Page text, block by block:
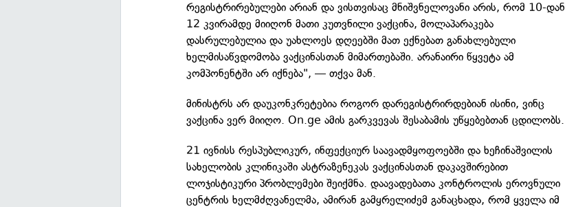
რეგისტრირებულები არიან და ვისთვისაც მნიშვნელოვანი არის, რომ 10-დან
12 კვირამდე მიიღონ მათი კუთვნილი ვაქცინა, მოლაპარაკება
დასრულებულია და უახლოეს დღეებში მათ ექნებათ განახლებული
ხელმისაწვდომობა ვაქცინასთან მიმართებაში. არანაირი წყვეტა ამ
კომპონენტში არ იქნება", — თქვა მან.
მინისტრს არ დაუკონკრეტებია როგორ დარეგისტრირდებიან ისინი, ვინც
ვაქცინა ვერ მიიღო. On.ge ამის გარკვევას შესაბამის უწყებებთან ცდილობს.
21 ივნისს რესპუბლიკურ, ინფექციურ საავადმყოფოებში და ხეჩინაშვილის
სახელობის კლინიკაში ასტრაზენეკას ვაქცინასთან დაკავშირებით
ლოჯისტიკური პრობლემები შეიქმნა. დაავადებათა კონტროლის ეროვნული
ცენტრის ხელმძღვანელმა, ამირან გამყრელიძემ განაცხადა, რომ ყველა იმ